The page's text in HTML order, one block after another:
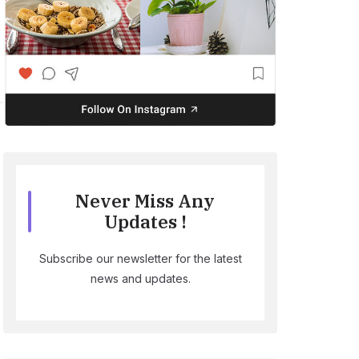
Never Miss Any
Updates !
Subscribe our newsletter for the latest
news and updates.